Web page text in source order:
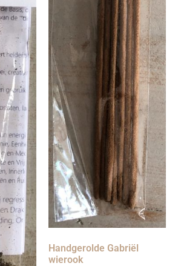
Handgerolde Gabriël
wierook